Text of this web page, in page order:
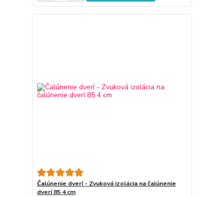
Čalúnenie dverí - Zvuková izolácia na čalúnenie
dverí 85 4 cm